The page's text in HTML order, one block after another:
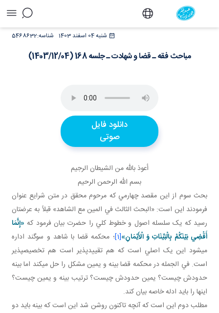
مباحث فقه ـ قضا و شهادت ـ جلسه 168 شنبه 04 اسفند 1403 5468632شناسه:
مباحث فقه ـ قضا و شهادت ـ جلسه 168 (1403/12/04)
دانلود فایل
صوتی
أعوذ بالله من الشيطان الرجيم
بسم الله الرحمن الرحيم
بحث سوم از اين مقصد چهارمي که مرحوم محقق در متن شرايع عنوان
فرمودند اين است: «البحث الثالث في المين مع الشاهد» قبلاً به عرضتان
رسيد که يک سلسله اصول و خطوط کلي را حضرت بيان فرمود که «إِنَّمَا
أَقْضِي‏ بَيْنَكُمْ بِالْبَيِّنَاتِ وَ الْأَيْمَانِ»[1] ؛ محکمه قضا با شاهد و سوگند اداره
مي شود اين يک اصلي است که هم تقييدپذير است هم تخصيص پذير
است. في الجمله در محکمه قضا بينه و يمين مشکل را حل مي کند اما بينه
حدودش چيست؟ يمين حدودش چيست؟ ترتيب بينه و يمين چيست؟
اينها را بايد ادله خاصه بيان کند.
مطلب دوم اين است که آنچه تاکنون روشن شد اين است که بينه بايد دو